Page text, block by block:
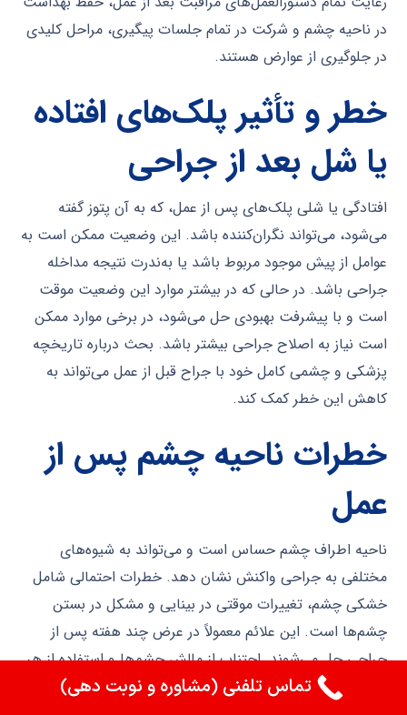
در ناحیه چشم و شرکت در تمام جلسات پیگیری، مراحل کلیدی
در جلوگیری از عوارض هستند.
خطر و تأثیر پلک‌های افتاده
یا شل بعد از جراحی
افتادگی یا شلی پلک‌های پس از عمل، که به آن پتوز گفته
می‌شود، می‌تواند نگران‌کننده باشد. این وضعیت ممکن است به
عوامل از پیش موجود مربوط باشد یا به‌ندرت نتیجه مداخله
جراحی باشد. در حالی که در بیشتر موارد این وضعیت موقت
است و با پیشرفت بهبودی حل می‌شود، در برخی موارد ممکن
است نیاز به اصلاح جراحی بیشتر باشد. بحث درباره تاریخچه
پزشکی و چشمی کامل خود با جراح قبل از عمل می‌تواند به
کاهش این خطر کمک کند.
خطرات ناحیه چشم پس از
عمل
ناحیه اطراف چشم حساس است و می‌تواند به شیوه‌های
مختلفی به جراحی واکنش نشان دهد. خطرات احتمالی شامل
خشکی چشم، تغییرات موقتی در بینایی و مشکل در بستن
چشم‌ها است. این علائم معمولاً در عرض چند هفته پس از
جراحی حل می‌شوند. اجتناب از مالش چشم‌ها و استفاده از هر
گونه قطره یا پماد چشمی تجویز شده برای کمک به بهبودی و
تماس تلفنی (مشاوره و نوبت دهی)